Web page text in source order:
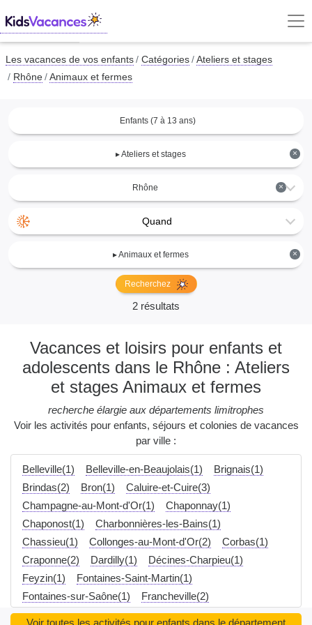
Les vacances de vos enfants Catégories
Ateliers et stages
Rhône
Animaux et fermes
Enfants (7 à 13 ans)
×
▸ Ateliers et stages
×
Rhône
Quand
×
▸ Animaux et fermes
Recherchez
2 résultats
Vacances et loisirs pour enfants et
adolescents dans le Rhône : Ateliers
et stages Animaux et fermes
recherche élargie aux départements limitrophes
Voir les activités pour enfants, séjours et colonies de vacances
par ville :
Belleville(1) Belleville-en-Beaujolais(1)
Brignais(1)
Brindas(2)
Bron(1)
Caluire-et-Cuire(3)
Champagne-au-Mont-d'Or(1)
Chaponnay(1)
Chaponost(1)
Charbonnières-les-Bains(1)
Chassieu(1)
Collonges-au-Mont-d'Or(2)
Corbas(1)
Craponne(2)
Dardilly(1)
Décines-Charpieu(1)
Feyzin(1)
Fontaines-Saint-Martin(1)
Fontaines-sur-Saône(1)
Francheville(2)
Grézieu-la-Varenne(2)
La Mulatière(1)